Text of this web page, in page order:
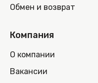
Обмен и возврат
Компания
О компании
Вакансии